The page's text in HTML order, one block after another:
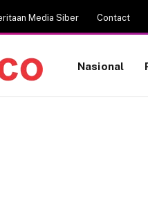
Media Siber Contact
Nasional